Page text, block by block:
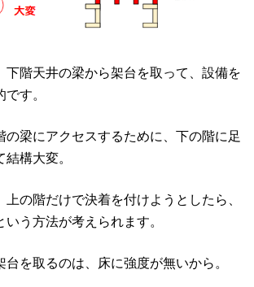
下階天井の梁から架台を取って、設備を
す。
の梁にアクセスするために、下の階に足
構大変。
の階だけで決着を付けようとしたら、
う方法が考えられます。
を取るのは、床に強度が無いから。